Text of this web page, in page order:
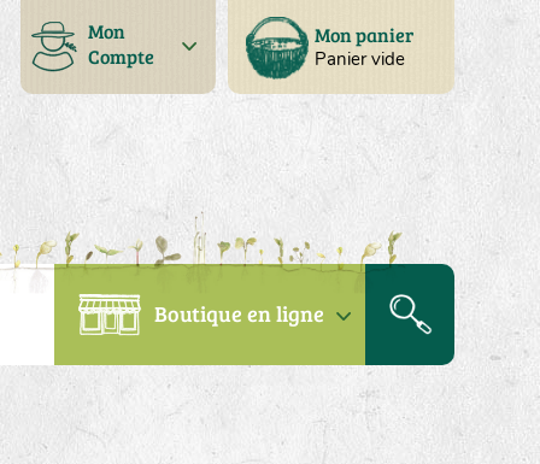
Mon panier
Panier vide
Mon
Compte
Boutique en ligne